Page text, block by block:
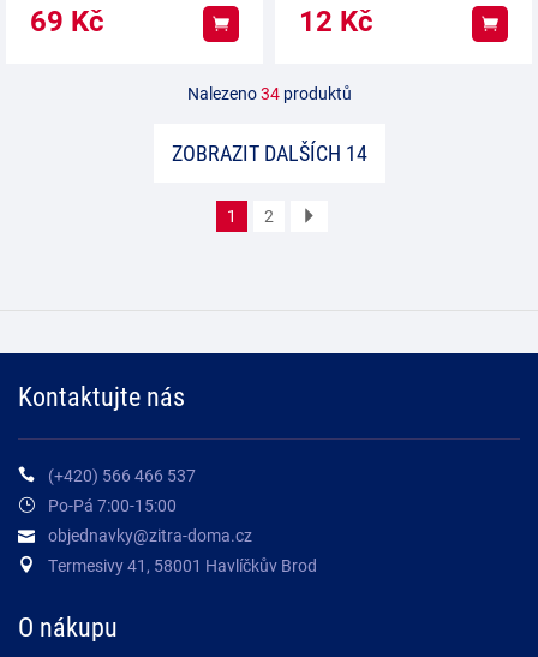
69 Kč Koupit 12 Kč
Nalezeno34produktů
ZOBRAZIT DALŠÍCH 14
1 2
Kontaktujte nás
(+420) 566 466 537
Po-Pá 7:00-15:00
objednavky@zitra-doma.cz
Termesivy 41, 58001 Havlíčkův Brod
O nákupu